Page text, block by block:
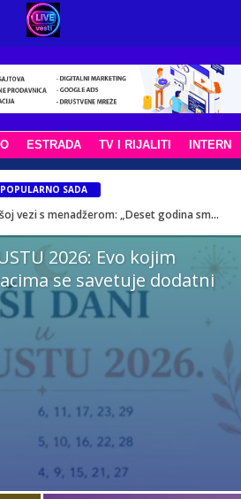
ESTRADA TV I RIJALITI
POPULARNO SADA
Kad pomoć dođe kad je najpotrebnija: Portal „Moj Beograd“ širi važnu poruku i spašava život
2026: Evo kojim
se savetuje dodatni